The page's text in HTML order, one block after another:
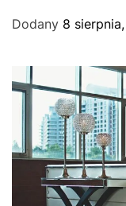
Dodany 8